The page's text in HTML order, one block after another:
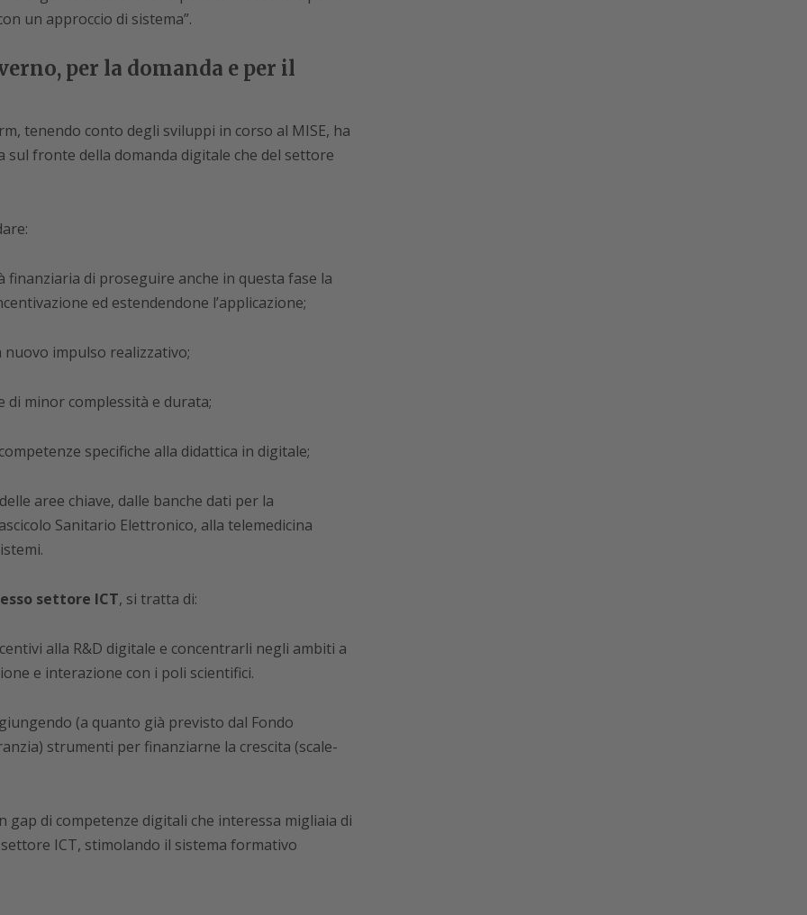
un approccio di sistema”.
per la domanda e per il
tenendo conto degli sviluppi in corso al MISE, ha
fronte della domanda digitale che del settore
di proseguire anche in questa fase la
ed estendendone l’applicazione;
impulso realizzativo;
di minor complessità e durata;
specifiche alla didattica in digitale;
aree chiave, dalle banche dati per la
Sanitario Elettronico, alla telemedicina
settore ICT, si tratta di:
alla R&D digitale e concentrarli negli ambiti a
e interazione con i poli scientifici.
(a quanto già previsto dal Fondo
strumenti per finanziarne la crescita (scale-
di competenze digitali che interessa migliaia di
ICT, stimolando il sistema formativo